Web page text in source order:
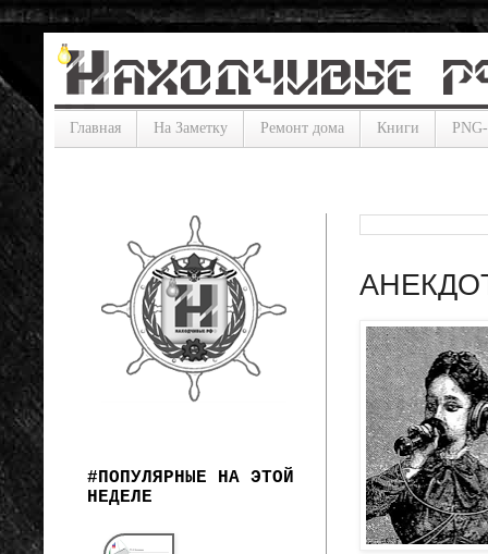
Главная На Заметку Ремонт дома Книги
#ПОПУЛЯРНЫЕ НА ЭТОЙ
НЕДЕЛЕ